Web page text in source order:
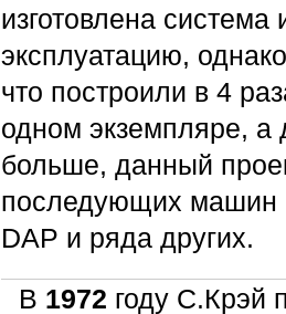
изготовлена
эксплуатацию,
что построили в 4
одном экземпляре, а
больше, данный
последующих машин
DAP и ряда других.
В 1972 году С.Крэй